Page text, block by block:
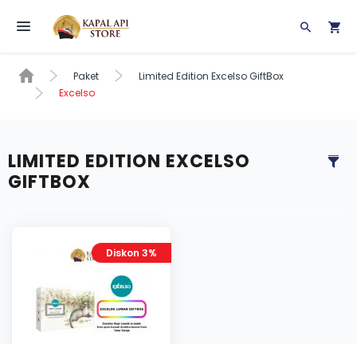
Toggle navigation
Paket
Limited Edition Excelso GiftBox
Excelso
LIMITED EDITION EXCELSO
GIFTBOX
Diskon 3%